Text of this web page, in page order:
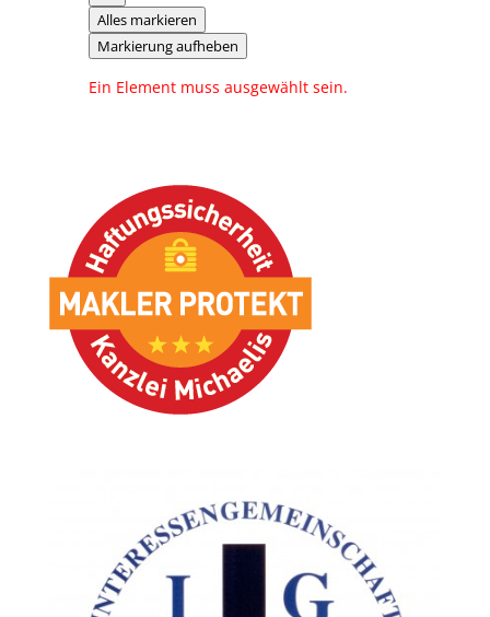
Alles markieren
Markierung aufheben
Ein Element muss ausgewählt sein.